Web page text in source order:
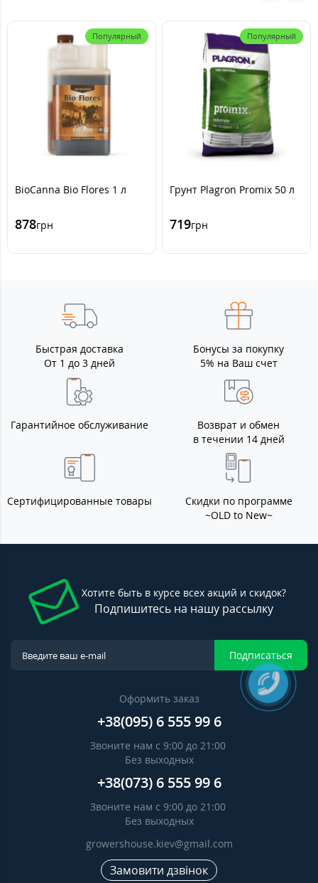
Популярный
BioCanna Bio Flores 1 л
878грн
Популярный
Грунт Plagron Promix 50 л
719грн
Быстрая доставка
От 1 до 3 дней
Бонусы за покупку
5% на Ваш счет
Гарантийное обслуживание
Возврат и обмен
в течении 14 дней
Сертифицированные товары
Скидки по программе
~OLD to New~
Хотите быть в курсе всех акций и скидок?
Подпишитесь на нашу рассылку
Подписаться
Оформить заказ
+38(095) 6 555 99 6
Звоните нам с 9:00 до 21:00
Без выходных
+38(073) 6 555 99 6
Звоните нам с 9:00 до 21:00
Без выходных
growershouse.kiev@gmail.com
Замовити дзвінок